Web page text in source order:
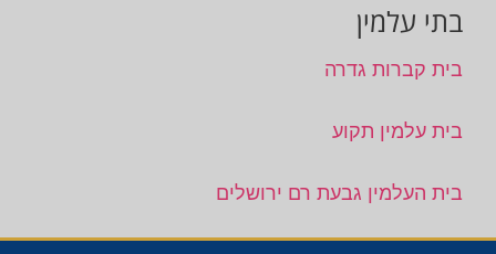
בתי עלמין
בית קברות גדרה
בית עלמין תקוע
בית העלמין גבעת רם ירושלים